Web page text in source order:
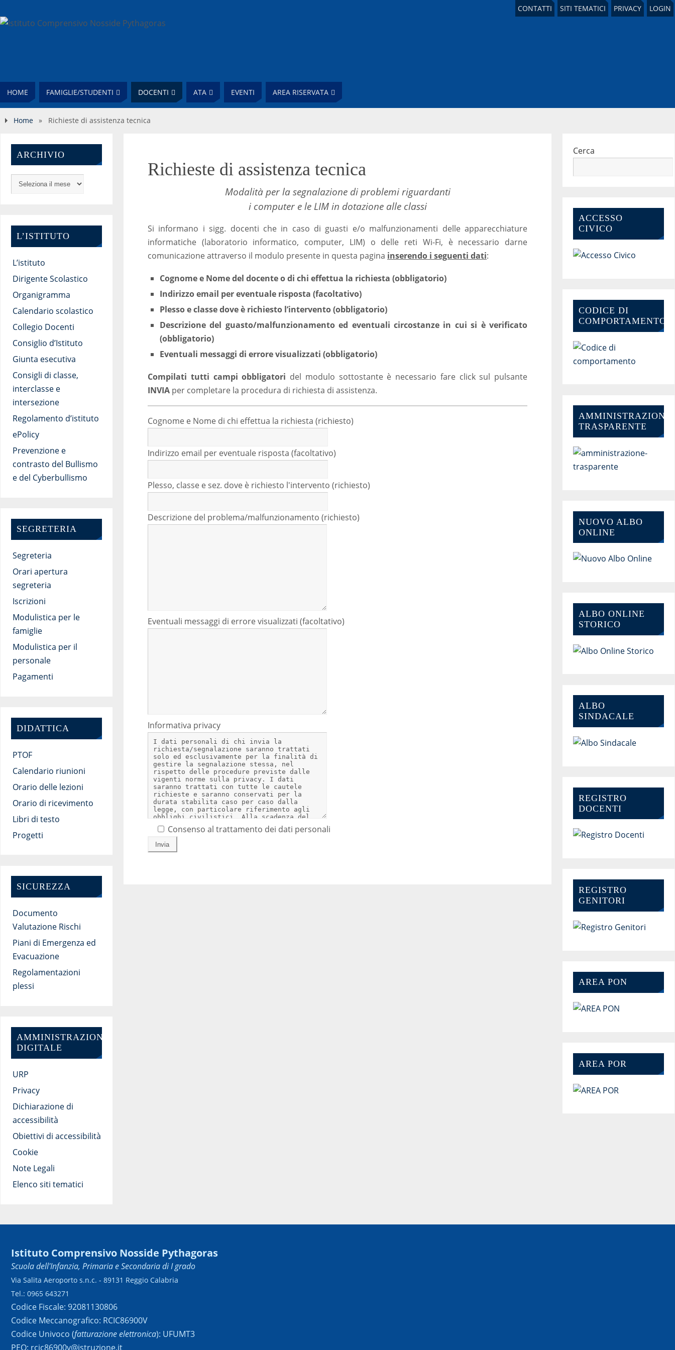
CONTATTI SITI TEMATICI PRIVACY LOGIN
HOME FAMIGLIE/STUDENTI DOCENTI ATA EVENTI AREA RISERVATA
Home » Richieste di assistenza tecnica
Richieste di assistenza tecnica
Modalità per la segnalazione di problemi riguardanti
i computer e le LIM in dotazione alle classi
Si informano i sigg. docenti che in caso di guasti e/o malfunzionamenti delle apparecchiature
informatiche (laboratorio informatico, computer, LIM) o delle reti Wi-Fi, è necessario darne
comunicazione attraverso il modulo presente in questa pagina inserendo i seguenti dati:
Cognome e Nome del docente o di chi effettua la richiesta (obbligatorio)
Indirizzo email per eventuale risposta (facoltativo)
Plesso e classe dove è richiesto l’intervento (obbligatorio)
Descrizione del guasto/malfunzionamento ed eventuali circostanze in cui si è verificato
(obbligatorio)
Eventuali messaggi di errore visualizzati (obbligatorio)
Compilati tutti campi obbligatori del modulo sottostante è necessario fare click sul pulsante
INVIA per completare la procedura di richiesta di assistenza.
Cognome e Nome di chi effettua la richiesta (richiesto)
Indirizzo email per eventuale risposta (facoltativo)
Plesso, classe e sez. dove è richiesto l'intervento (richiesto)
Descrizione del problema/malfunzionamento (richiesto)
Eventuali messaggi di errore visualizzati (facoltativo)
Informativa privacy
Consenso al trattamento dei dati personali
ARCHIVIO
L’ISTITUTO
L’istituto
Dirigente Scolastico
Organigramma
Calendario scolastico
Collegio Docenti
Consiglio d’Istituto
Giunta esecutiva
Consigli di classe,
interclasse e
intersezione
Regolamento d’istituto
ePolicy
Prevenzione e
contrasto del Bullismo
e del Cyberbullismo
SEGRETERIA
Segreteria
Orari apertura
segreteria
Iscrizioni
Modulistica per le
famiglie
Modulistica per il
personale
Pagamenti
DIDATTICA
PTOF
Calendario riunioni
Orario delle lezioni
Orario di ricevimento
Libri di testo
Progetti
SICUREZZA
Documento
Valutazione Rischi
Piani di Emergenza ed
Evacuazione
Regolamentazioni
plessi
AMMINISTRAZIONE
DIGITALE
URP
Privacy
Dichiarazione di
accessibilità
Obiettivi di accessibilità
Cookie
Note Legali
Elenco siti tematici
Cerca
ACCESSO
CIVICO
CODICE DI
COMPORTAMENTO
AMMINISTRAZIONE-
TRASPARENTE
NUOVO ALBO
ONLINE
ALBO ONLINE
STORICO
ALBO
SINDACALE
REGISTRO
DOCENTI
REGISTRO
GENITORI
AREA PON
AREA POR
Istituto Comprensivo Nosside Pythagoras
Scuola dell'Infanzia, Primaria e Secondaria di I grado
Via Salita Aeroporto s.n.c. - 89131 Reggio Calabria
Tel.: 0965 643271
Codice Fiscale: 92081130806
Codice Meccanografico: RCIC86900V
Codice Univoco (fatturazione elettronica): UFUMT3
PEO: rcic86900v@istruzione.it